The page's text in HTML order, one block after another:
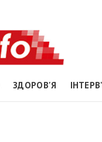
ЗДОРОВ'Я